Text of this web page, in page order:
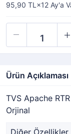
95,90 TL×12 Ay'a
Ürün Açıklaması
TVS Apache
Orjinal
Diğer Özellikler